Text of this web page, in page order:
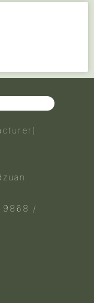
9868 /